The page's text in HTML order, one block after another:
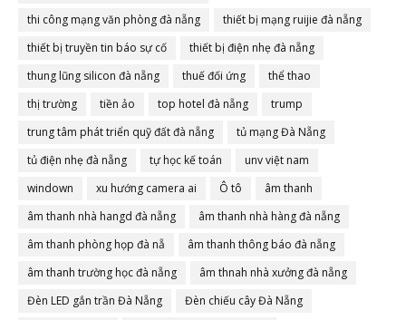
thi công mạng văn phòng đà nẵng
thiết bị mạng ruijie đà nẵng
thiết bị truyền tin báo sự cố
thiết bị điện nhẹ đà nẵng
thung lũng silicon đà nẵng
thuế đối ứng
thể thao
thị trường
tiền ảo top hotel đà nẵng
trump
trung tâm phát triển quỹ đất đà nẵng
tủ mạng Đà Nẵng
tủ điện nhẹ đà nẵng
tự học kế toán
unv việt nam
windown
xu hướng camera ai Ô tô
âm thanh
âm thanh nhà hangd đà nẵng
âm thanh nhà hàng đà nẵng
âm thanh phòng họp đà nẵ
âm thanh thông báo đà nẵng
âm thanh trường học đà nẵng
âm thnah nhà xưởng đà nẵng
Đèn LED gắn trần Đà Nẵng
Đèn chiếu cây Đà Nẵng